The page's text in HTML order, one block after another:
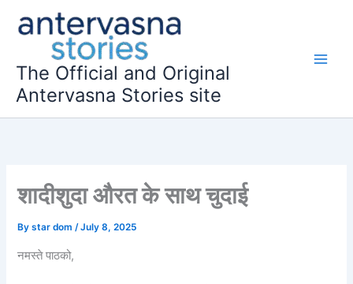
The Official and Original
Antervasna Stories site
शादीशुदा औरत के साथ चुदाई
Bystar dom/July 8, 2025
नमस्ते पाठको,